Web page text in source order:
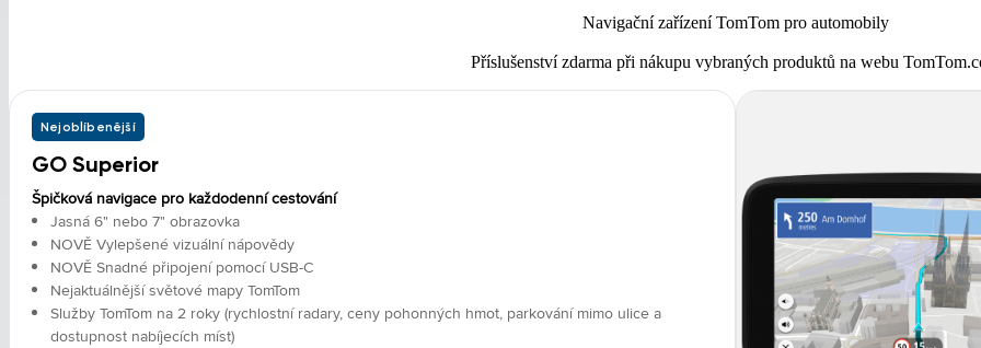
Navigační zařízení TomTom pro automobily
Příslušenství zdarma při nákupu vybraných produktů na webu
Nejoblíbenější
GO Superior
Špičková navigace pro každodenní cestování
Jasná 6" nebo 7" obrazovka
NOVĚ Vylepšené vizuální nápovědy
NOVĚ Snadné připojení pomocí USB-C
Nejaktuálnější světové mapy TomTom
Služby TomTom na 2 roky (rychlostní radary, ceny pohonných hmot, parkování mimo ulice a
dostupnost nabíjecích míst)